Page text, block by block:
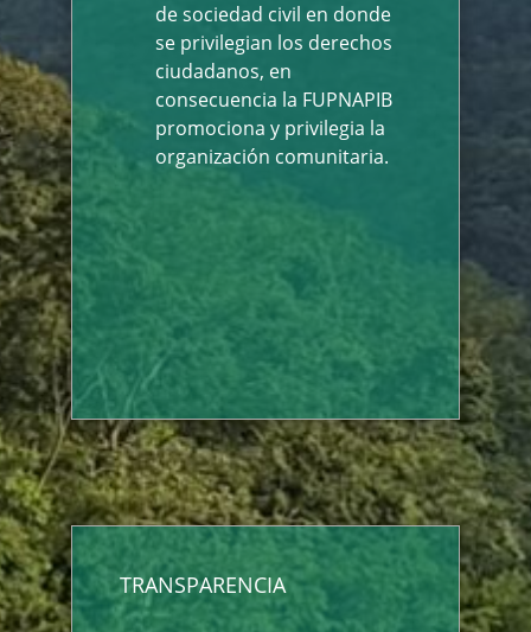
de sociedad civil en donde
se privilegian los derechos
ciudadanos, en
consecuencia la FUPNAPIB
promociona y privilegia la
organización comunitaria.
TRANSPARENCIA